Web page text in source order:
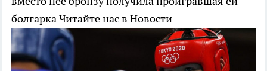
болгаркаЧитайте нас в Новости